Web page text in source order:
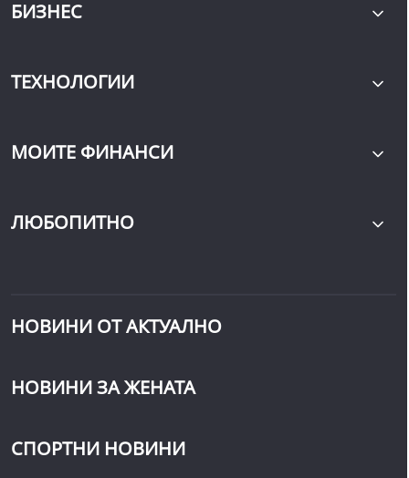
БИЗНЕС
ТЕХНОЛОГИИ
МОИТЕ ФИНАНСИ
ЛЮБОПИТНО
НОВИНИ ОТ АКТУАЛНО
НОВИНИ ЗА ЖЕНАТА
СПОРТНИ НОВИНИ